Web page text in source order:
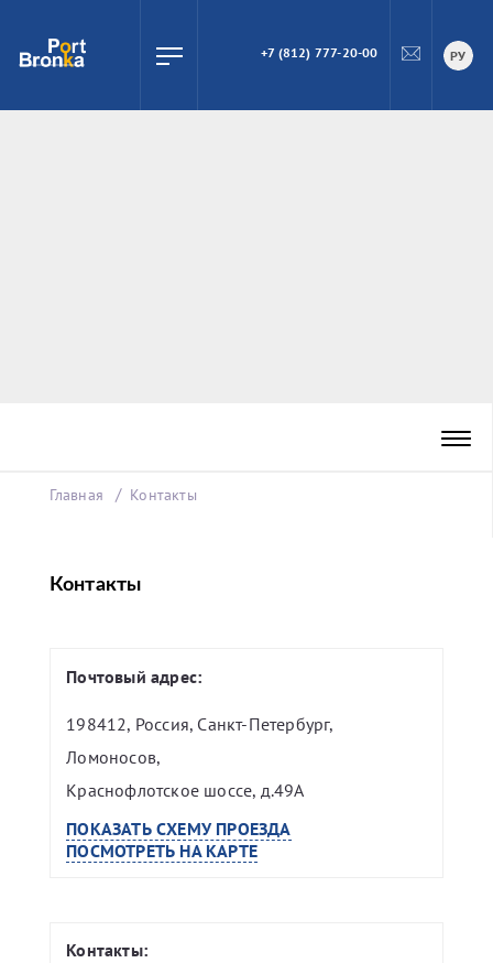
ПОИСК
+7 (812) 777-20-00 РУ
Главная Контакты
Контакты
Почтовый адрес:
198412, Россия, Санкт-Петербург,
Ломоносов,
Краснофлотское шоссе, д.49А
ПОКАЗАТЬ СХЕМУ ПРОЕЗДА
ПОСМОТРЕТЬ НА КАРТЕ
Контакты: